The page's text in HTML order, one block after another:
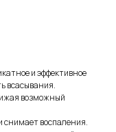
и эффективное
всасывания.
возможный
снимает воспаления.